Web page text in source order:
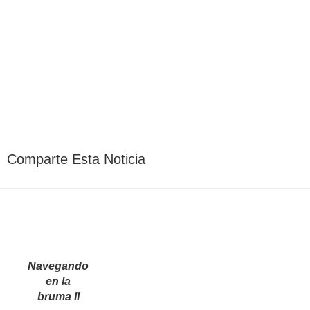
Comparte Esta Noticia
Navegando
en la
bruma II